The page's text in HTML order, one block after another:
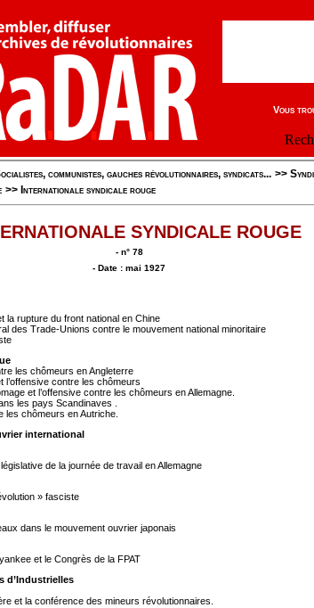
Vous
communistes, gauches révolutionnaires, syndicats... >>
>> Internationale syndicale rouge
SYNDICALE ROUGE
- n° 78
- Date : mai 1927
la rupture du front national en Chine
des Trade-Unions contre le mouvement national minoritaire
les chômeurs en Angleterre
l’offensive contre les chômeurs
et l’offensive contre les chômeurs en Allemagne.
les pays Scandinaves .
les chômeurs en Autriche.
international
de la journée de travail en Allemagne
» fasciste
dans le mouvement ouvrier japonais
et le Congrès de la FPAT
d’Industrielles
et la conférence des mineurs révolutionnaires.